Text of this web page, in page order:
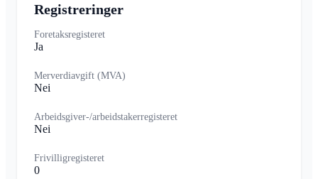
Registreringer
Foretaksregisteret
Ja
Merverdiavgift (MVA)
Nei
Arbeidsgiver-/arbeidstakerregisteret
Nei
Frivilligregisteret
0